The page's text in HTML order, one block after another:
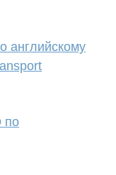
английскому
по